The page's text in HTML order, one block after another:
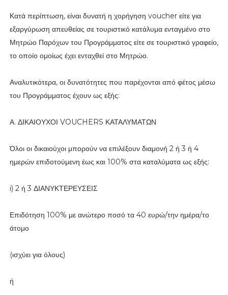
Κατά περίπτωση, είναι δυνατή η χορήγηση voucher είτε για
εξαργύρωση απευθείας σε τουριστικό κατάλυμα ενταγμένο στο
Μητρώο Παρόχων του Προγράμματος είτε σε τουριστικό γραφείο,
το οποίο ομοίως έχει ενταχθεί στο Μητρώο.
Αναλυτικότερα, οι δυνατότητες που παρέχονται από φέτος μέσω
του Προγράμματος έχουν ως εξής:
Α. ΔΙΚΑΙΟΥΧΟΙ VOUCHERS ΚΑΤΑΛΥΜΑΤΩΝ
Όλοι οι δικαιούχοι μπορούν να επιλέξουν διαμονή 2 ή 3 ή 4
ημερών επιδοτούμενη έως και 100% στα καταλύματα ως εξής:
i) 2 ή 3 ΔΙΑΝΥΚΤΕΡΕΥΣΕΙΣ
Επιδότηση 100% με ανώτερο ποσό τα 40 ευρώ/την ημέρα/το
άτομο
(ισχύει για όλους)
ή